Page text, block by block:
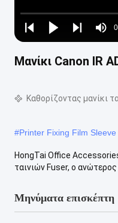
Play
Play
Play
Mute
Loaded:
0%
Μανίκι Canon IR
Καθορίζοντας μανίκι
#Printer Fixing Film Sleeve
HongTai Office
ταινιών Fuser, ο ανώτερος
Μηνύματα επισκέπτη